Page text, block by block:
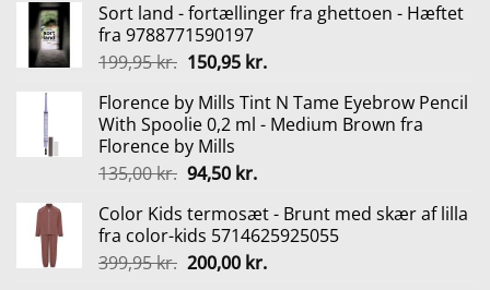
Sort land - fortællinger fra ghettoen - Hæftet
fra 9788771590197
199,95kr. Den
pris
var:
199,95 kr..
150,95 kr.Den
pris
er:
Florence by Mills Tint N Tame Eyebrow Pencil
With Spoolie 0,2 ml - Medium Brown fra
Florence by Mills
135,00kr. Den
pris
var:
135,00 kr..
94,50 kr.Den
pris
er:
94,50 kr..
Color Kids termosæt - Brunt med skær af lilla
fra color-kids 5714625925055
399,95kr. Den
200,00 kr.Den